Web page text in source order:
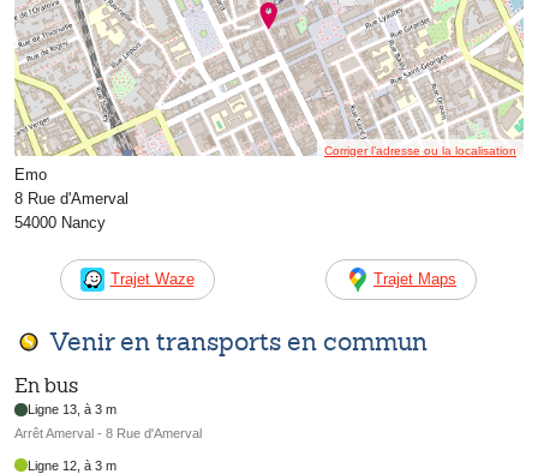
Corriger l’adresse ou la localisation
Emo
8 Rue d'Amerval
54000 Nancy
Trajet Waze Trajet Maps
Venir en transports en commun
En bus
Ligne 13, à 3 m
Arrêt Amerval - 8 Rue d'Amerval
Ligne 12, à 3 m